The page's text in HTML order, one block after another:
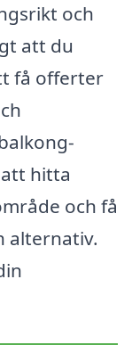
och
att du
få offerter
hitta
och få
alternativ.